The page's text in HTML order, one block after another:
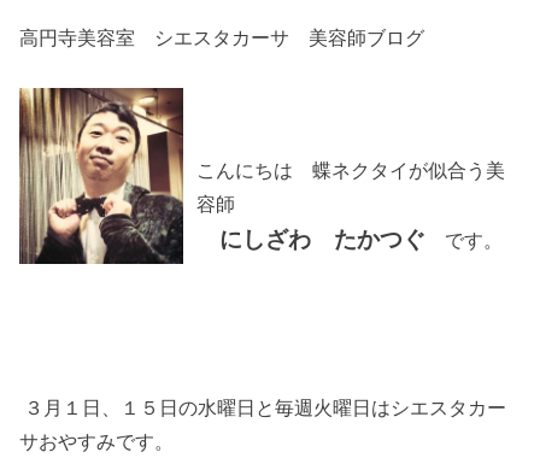
高円寺美容室 シエスタカーサ 美容師ブログ
こんにちは 蝶ネクタイが似合う美
容師
にしざわ たかつぐ です。
３月１日、１５日の水曜日と毎週火曜日はシエスタカー
サおやすみです。